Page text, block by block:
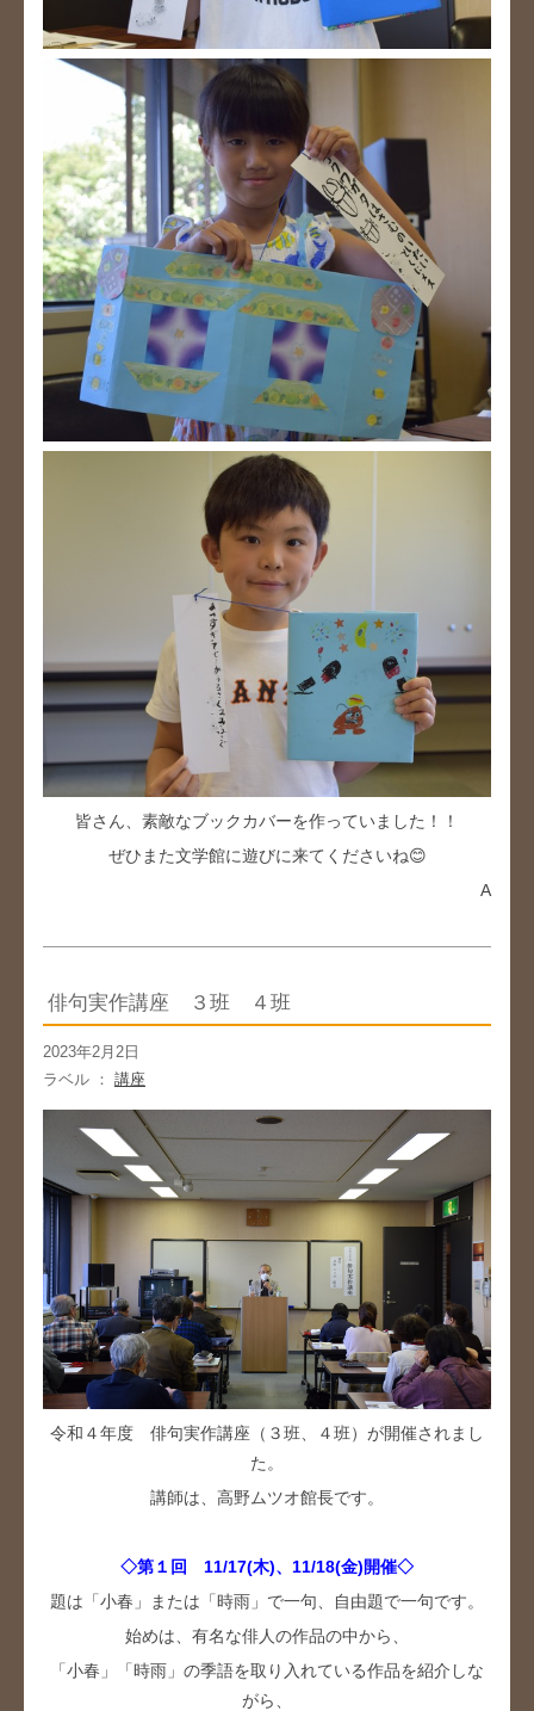
皆さん、素敵なブックカバーを作っていました！！
ぜひまた文学館に遊びに来てくださいね😊
A
俳句実作講座 ３班 ４班
2023年2月2日
ラベル ： 講座
令和４年度 俳句実作講座（３班、４班）が開催されまし
た。
講師は、高野ムツオ館長です。
◇第１回 11/17(木)、11/18(金)開催◇
題は「小春」または「時雨」で一句、自由題で一句です。
始めは、有名な俳人の作品の中から、
「小春」「時雨」の季語を取り入れている作品を紹介しな
がら、